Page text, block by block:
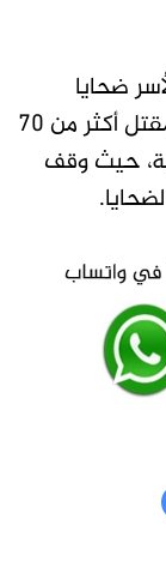
ضحايا
مجزرة مسجد الفاشر، التي أسفرت عن مقتل أكثر من 70
حيث وقف